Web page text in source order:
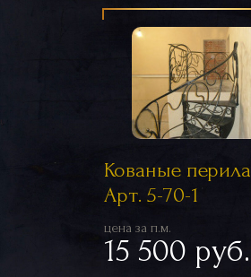
Кованые перила
Арт. 5-70-1
цена за п.м.
15 500 руб.